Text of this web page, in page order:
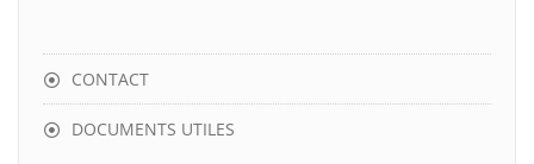
CONTACT
DOCUMENTS UTILES